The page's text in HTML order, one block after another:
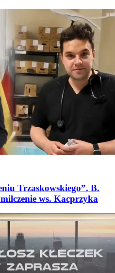
Trzaskowskiego”. B.
ws. Kacprzyka